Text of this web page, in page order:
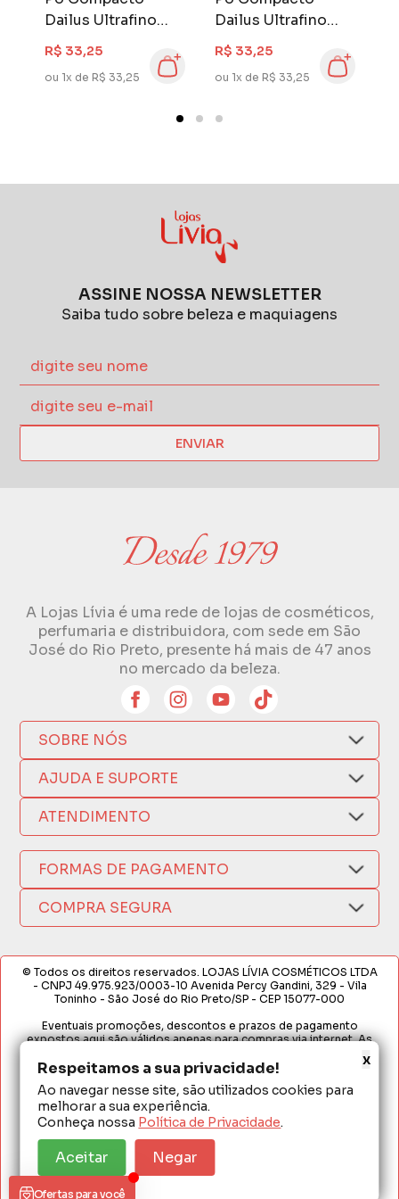
Respeitamos a sua privacidade!
Ao navegar nesse site, são utilizados cookies para
melhorar a sua experiência.
Conheça nossa Política de Privacidade.
Aceitar Negar
x
Dailus Ultrafino
Vegano D10
R$ 33,25
ou 1x de R$ 33,25
Dailus Ultrafino
Vegano D2
R$ 33,25
ou 1x de R$ 33,25
ASSINE NOSSA NEWSLETTER
Saiba tudo sobre beleza e maquiagens
ENVIAR
A Lojas Lívia é uma rede de lojas de cosméticos,
perfumaria e distribuidora, com sede em São
José do Rio Preto, presente há mais de 47 anos
no mercado da beleza.
SOBRE NÓS
Quem Somos
Compra Segura
Como Comprar
Nossas Lojas
Política de Privacidade
AJUDA E SUPORTE
Nosso Aplicativo
Trocas e Devoluções
Formas de Pagamento
Fretes e Entregas
Fabricantes
Termos de Compra e Venda
ATENDIMENTO
(17) 3209-9595
sacweb@lojaslivia.com.br
FORMAS DE PAGAMENTO
COMPRA SEGURA
© Todos os direitos reservados. LOJAS LÍVIA COSMÉTICOS LTDA
- CNPJ 49.975.923/0003-10 Avenida Percy Gandini, 329 - Vila
Toninho - São José do Rio Preto/SP - CEP 15077-000
Eventuais promoções, descontos e prazos de pagamento
expostos aqui são válidos apenas para compras via internet. As
Loja. É proibida a utilização total ou parcial sem nossa autorização.
Em caso de divergência de preços no site, o valor válido é o do
Carrinho de Compras. Preços e condições de pagamento
exclusivos para compras via internet. Ofertas válidas até o
término de nossos estoques para internet. Vendas sujeitas à
análise e confirmação de dados.